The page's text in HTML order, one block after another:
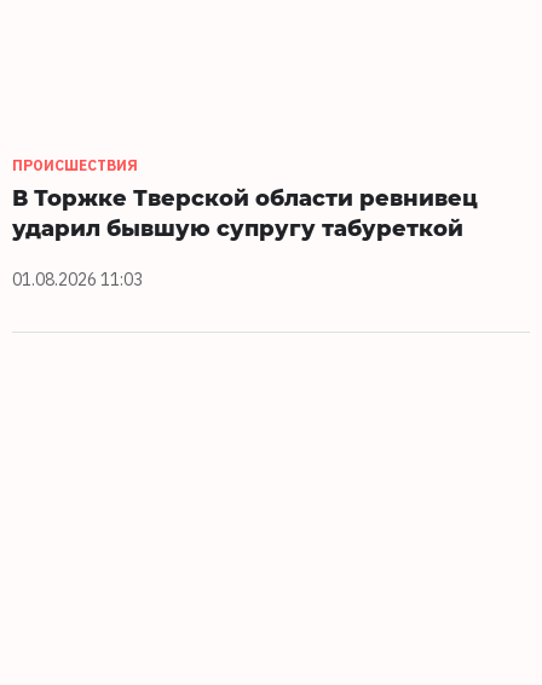
ПРОИСШЕСТВИЯ
В Торжке Тверской области ревнивец
ударил бывшую супругу табуреткой
01.08.2026 11:03